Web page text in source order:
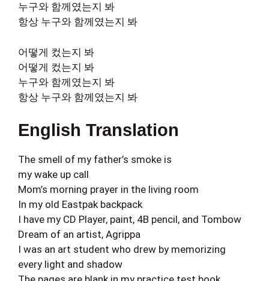
누구와 함께였는지 봐
항상 누구와 함께였는지 봐
어떻게 컸는지 봐
어떻게 컸는지 봐
누구와 함께였는지 봐
항상 누구와 함께였는지 봐
English Translation
The smell of my father’s smoke is
my wake up call
Mom’s morning prayer in the living room
In my old Eastpak backpack
I have my CD Player, paint, 4B pencil, and Tombow
Dream of an artist, Agrippa
I was an art student who drew by memorizing
every light and shadow